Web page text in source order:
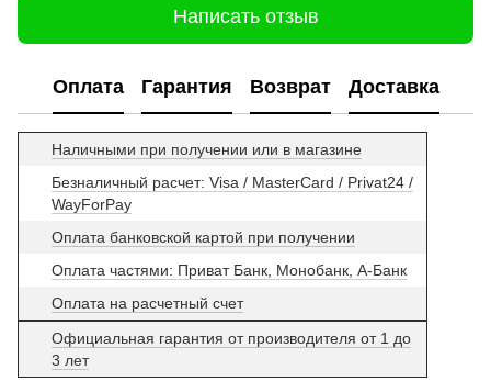
Написать отзыв
Оплата Гарантия Возврат Доставка
Наличными при получении или в магазине
Безналичный расчет: Visa / MasterCard / Privat24 /
WayForPay
Оплата банковской картой при получении
Оплата частями: Приват Банк, Монобанк, А-Банк
Оплата на расчетный счет
Официальная гарантия от производителя от 1 до
3 лет